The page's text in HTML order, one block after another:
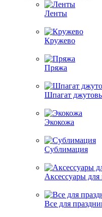
Ленты
Кружево
Пряжа
Шпагат
Экокожа
Сублимация
Аксессуары для
Все для